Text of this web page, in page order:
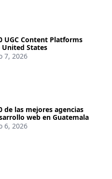
UGC Content Platforms
States
7, 2026
de las mejores agencias
web en Guatemala
6, 2026